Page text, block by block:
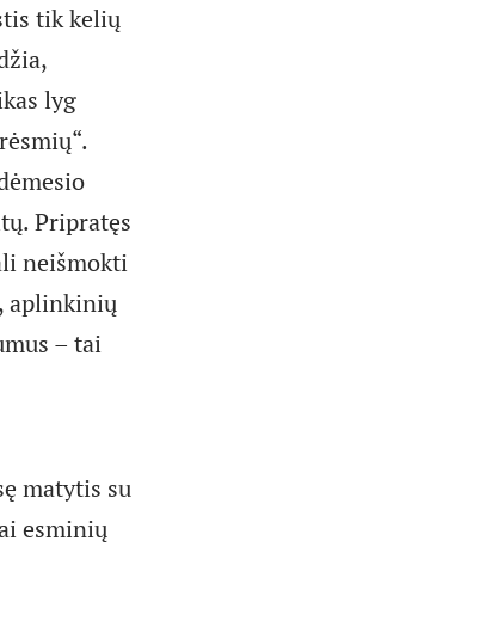
tik kelių
lyg
Pripratęs
neišmokti
aplinkinių
– tai
matytis su
esminių